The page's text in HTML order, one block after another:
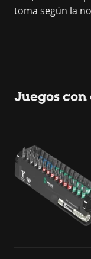
toma según la
Juegos